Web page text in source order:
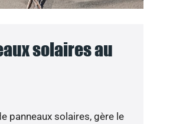
solaires au
panneaux solaires, gère le